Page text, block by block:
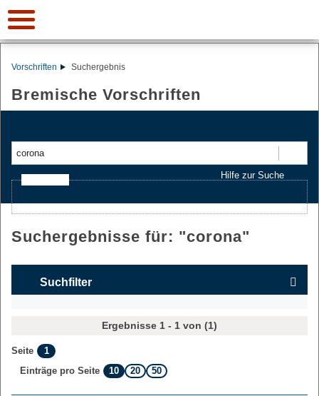
Vorschriften Suchergebnis
Bremische Vorschriften
Hilfe zur Suche
Suchergebnisse für: "corona"
Suchfilter
Ergebnisse 1 - 1 von (1)
Seite
1
Einträge pro Seite
10 20 50